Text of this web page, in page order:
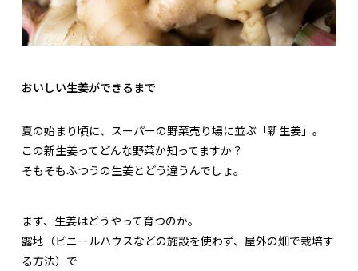
おいしい生姜ができるまで
夏の始まり頃に、スーパーの野菜売り場に並ぶ「新生姜」。
この新生姜ってどんな野菜か知ってますか？
そもそもふつうの生姜とどう違うんでしょ。
まず、生姜はどうやって育つのか。
露地（ビニールハウスなどの施設を使わず、屋外の畑で栽培す
る方法）で